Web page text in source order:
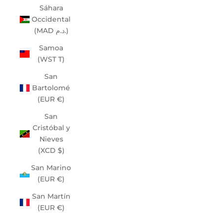
Sáhara
Occidental
(MAD د.م.)
Samoa
(WST T)
San
Bartolomé
(EUR €)
San
Cristóbal y
Nieves
(XCD $)
San Marino
(EUR €)
San Martín
(EUR €)